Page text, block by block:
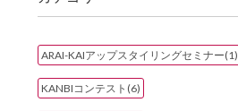
ARAI-KAIアップスタイリングセミナー(1)
KANBIコンテスト(6)